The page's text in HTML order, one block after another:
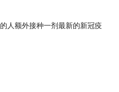
人额外接种一剂最新的新冠疫